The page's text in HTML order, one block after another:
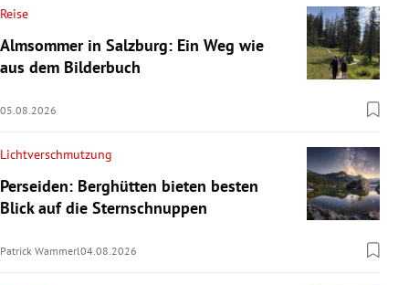
Reise
Almsommer in Salzburg: Ein Weg wie
aus dem Bilderbuch
05.08.2026
Lichtverschmutzung
Perseiden: Berghütten bieten besten
Blick auf die Sternschnuppen
Patrick Wammerl04.08.2026